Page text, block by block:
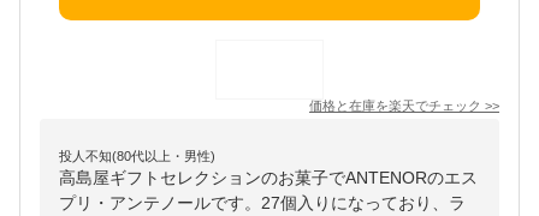
価格と在庫を楽天でチェック >>
投人不知(80代以上・男性)
高島屋ギフトセレクションのお菓子でANTENORのエス
プリ・アンテノールです。27個入りになっており、ラ